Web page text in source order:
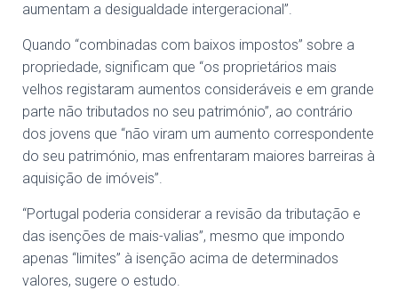
aumentam a desigualdade intergeracional”.
Quando “combinadas com baixos impostos” sobre a
propriedade, significam que “os proprietários mais
velhos registaram aumentos consideráveis e em grande
parte não tributados no seu património”, ao contrário
dos jovens que “não viram um aumento correspondente
do seu património, mas enfrentaram maiores barreiras à
aquisição de imóveis”.
“Portugal poderia considerar a revisão da tributação e
das isenções de mais-valias”, mesmo que impondo
apenas “limites” à isenção acima de determinados
valores, sugere o estudo.